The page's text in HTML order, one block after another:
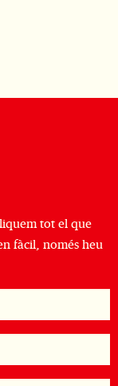
tot el que
fàcil, només heu